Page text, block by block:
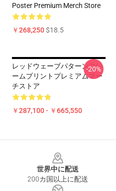
Poster Premium Merch Store
￥268,250$18.5
レッドウェーブパターンフレ
ームプリントプレミアムマー
チストア
￥287,100 - ￥665,550
-20%
世界中に配送
200カ国以上に配送